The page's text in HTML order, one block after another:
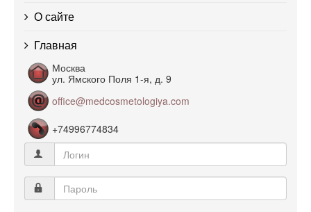
О сайте
Главная
Москва
ул. Ямского Поля 1-я, д. 9
office@medcosmetologiya.com
+74996774834